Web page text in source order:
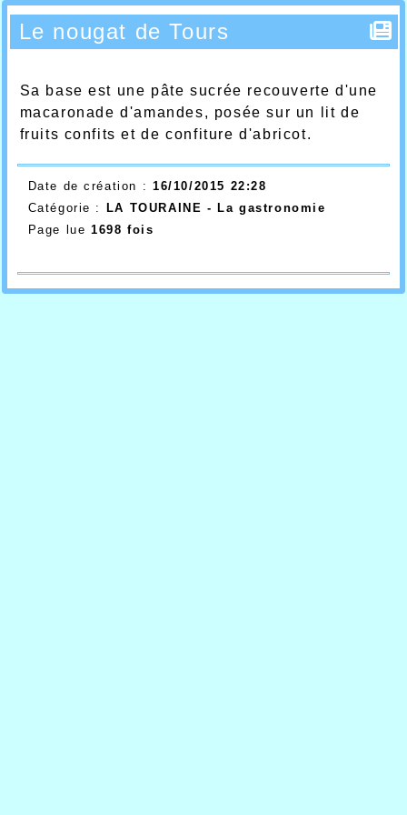
Le nougat de Tours
Sa base est une pâte sucrée recouverte d'une
macaronade d'amandes, posée sur un lit de
fruits confits et de confiture d'abricot.
Date de création : 16/10/2015 22:28
Catégorie :
LA TOURAINE - La gastronomie
Page lue 1698 fois